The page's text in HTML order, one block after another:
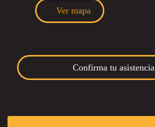
Ver mapa
Confirma tu asistencia